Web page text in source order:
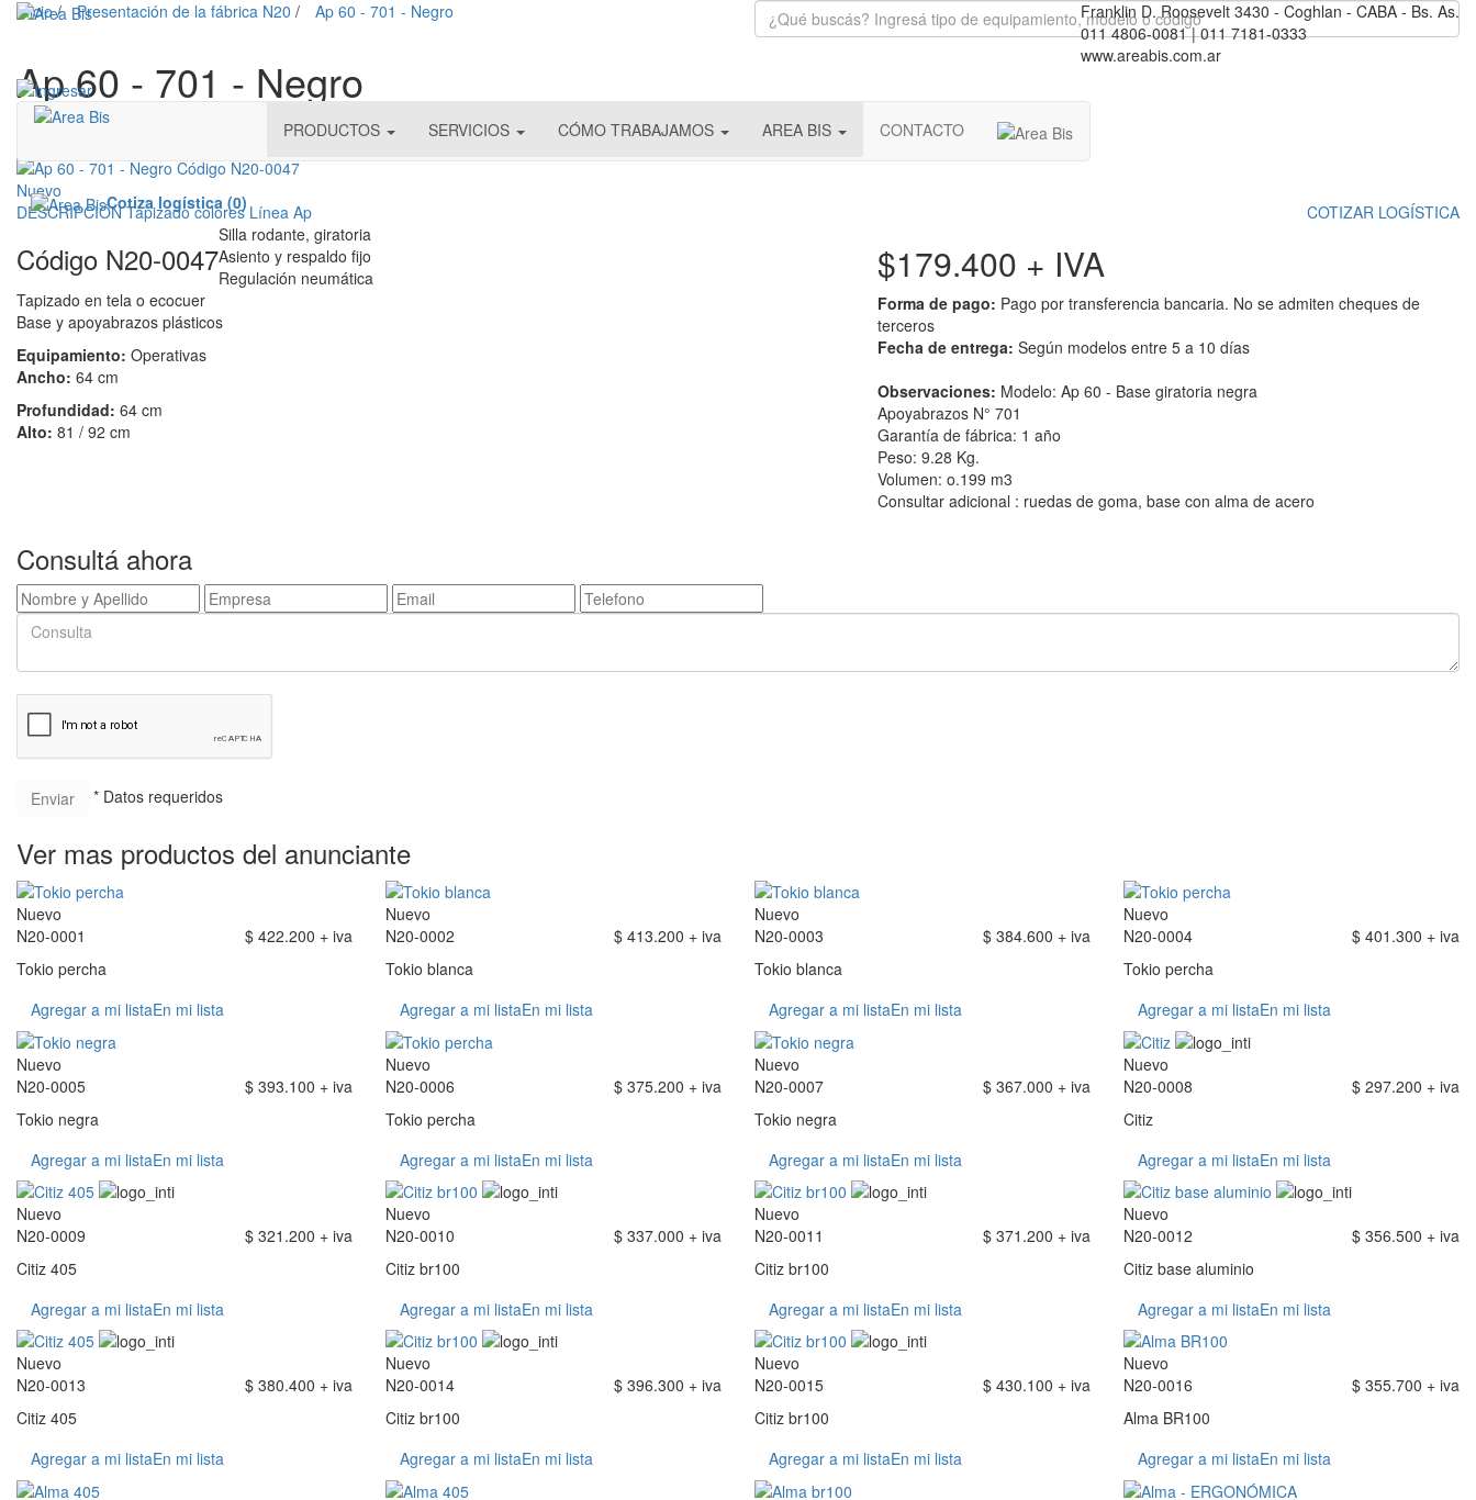
Franklin D. Roosevelt 3430 - Coghlan - CABA - Bs. As.
011 4806-0081 | 011 7181-0333
www.areabis.com.ar
PRODUCTOS SERVICIOS CÓMO TRABAJAMOS AREA BIS CONTACTO
Cotiza logística (0)
Inicio / Presentación de la fábrica N20 / Ap 60 - 701 - Negro
Ap 60 - 701 - Negro
Nuevo
DESCRIPCIÓN Tapizado colores Línea Ap COTIZAR LOGÍSTICA
Código N20-0047
Silla rodante, giratoria
Asiento y respaldo fijo
Regulación neumática
Tapizado en tela o ecocuer
Base y apoyabrazos plásticos
Equipamiento: Operativas
Ancho: 64 cm
Profundidad: 64 cm
Alto: 81 / 92 cm
$179.400 + IVA
Forma de pago: Pago por transferencia bancaria. No se admiten cheques de
terceros
Fecha de entrega: Según modelos entre 5 a 10 días
Observaciones: Modelo: Ap 60 - Base giratoria negra
Apoyabrazos N° 701
Garantía de fábrica: 1 año
Peso: 9.28 Kg.
Volumen: o.199 m3
Consultar adicional : ruedas de goma, base con alma de acero
Consultá ahora
* Datos requeridos
Ver mas productos del anunciante
Nuevo
N20-0001
$ 422.200 + iva
Tokio percha
Agregar a mi listaEn mi lista
Nuevo
N20-0002
$ 413.200 + iva
Tokio blanca
Agregar a mi listaEn mi lista
Nuevo
N20-0003
$ 384.600 + iva
Tokio blanca
Agregar a mi listaEn mi lista
Nuevo
N20-0004
$ 401.300 + iva
Tokio percha
Agregar a mi listaEn mi lista
Nuevo
N20-0005
$ 393.100 + iva
Tokio negra
Agregar a mi listaEn mi lista
Nuevo
N20-0006
$ 375.200 + iva
Tokio percha
Agregar a mi listaEn mi lista
Nuevo
N20-0007
$ 367.000 + iva
Tokio negra
Agregar a mi listaEn mi lista
Nuevo
N20-0008
$ 297.200 + iva
Citiz
Agregar a mi listaEn mi lista
Nuevo
N20-0009
$ 321.200 + iva
Citiz 405
Agregar a mi listaEn mi lista
Nuevo
N20-0010
$ 337.000 + iva
Citiz br100
Agregar a mi listaEn mi lista
Nuevo
N20-0011
$ 371.200 + iva
Citiz br100
Agregar a mi listaEn mi lista
Nuevo
N20-0012
$ 356.500 + iva
Citiz base aluminio
Agregar a mi listaEn mi lista
Nuevo
N20-0013
$ 380.400 + iva
Citiz 405
Agregar a mi listaEn mi lista
Nuevo
N20-0014
$ 396.300 + iva
Citiz br100
Agregar a mi listaEn mi lista
Nuevo
N20-0015
$ 430.100 + iva
Citiz br100
Agregar a mi listaEn mi lista
Nuevo
N20-0016
$ 355.700 + iva
Alma BR100
Agregar a mi listaEn mi lista